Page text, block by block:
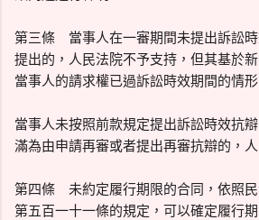
第三條 當事人在一審期間未提出訴訟
提出的，人民法院不予支持，但其基於
當事人的請求權已過訴訟時效期間的情形
當事人未按照前款規定提出訴訟時效抗
滿為由申請再審或者提出再審抗辯的，
第四條 未約定履行期限的合同，依照民
第五百一十一條的規定，可以確定履行